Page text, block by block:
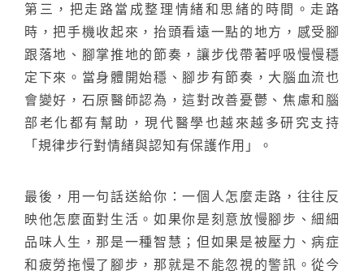
第三，把走路當成整理情緒和思緒的時間。走路
時，把手機收起來，抬頭看遠一點的地方，感受腳
跟落地、腳掌推地的節奏，讓步伐帶著呼吸慢慢穩
定下來。當身體開始穩、腳步有節奏，大腦血流也
會變好，石原醫師認為，這對改善憂鬱、焦慮和腦
部老化都有幫助，現代醫學也越來越多研究支持
「規律步行對情緒與認知有保護作用」。
最後，用一句話送給你：一個人怎麼走路，往往反
映他怎麼面對生活。如果你是刻意放慢腳步、細細
品味人生，那是一種智慧；但如果是被壓力、病症
和疲勞拖慢了腳步，那就是不能忽視的警訊。從今